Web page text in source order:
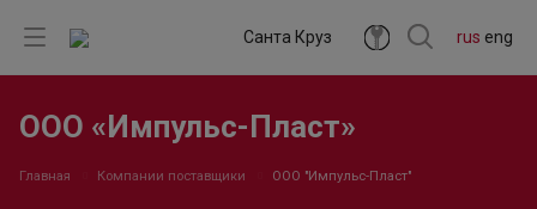
rus eng
Санта Круз
ООО «Импульс-Пласт»
Главная Компании поставщики ООО "Импульс-Пласт"